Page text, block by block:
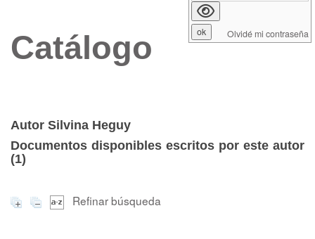
Catálogo
Autor Silvina Heguy
Documentos disponibles escritos por este autor
(1)
Refinar búsqueda
Olvidé mi contraseña